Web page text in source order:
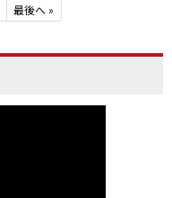
最後へ »